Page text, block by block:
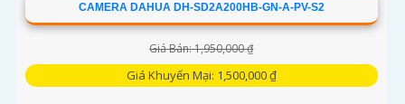
CAMERA DAHUA DH-SD2A200HB-GN-A-PV-S2
Giá Bán: 1,950,000 ₫
Giá Khuyến Mại: 1,500,000 ₫